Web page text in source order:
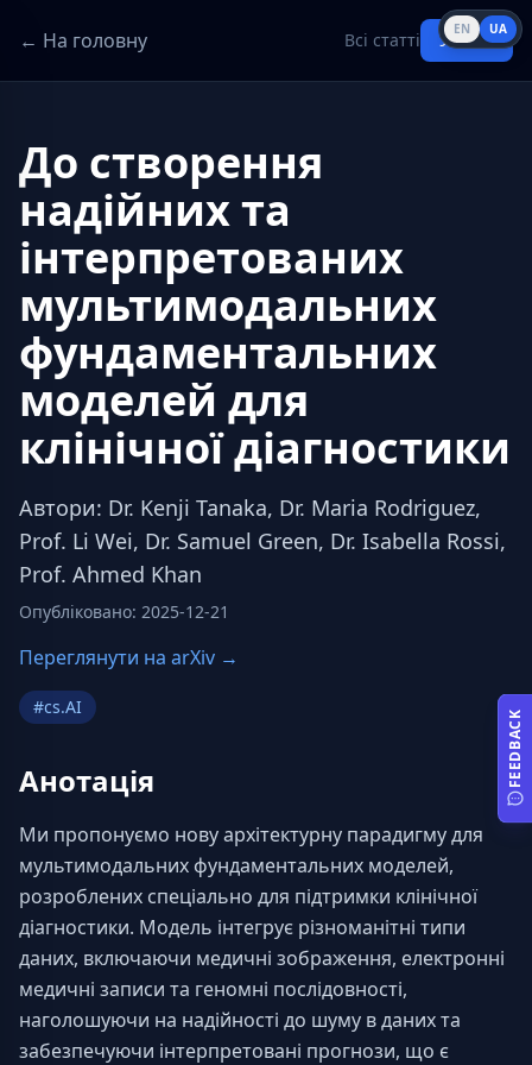
← На головну Всі статті Увійти
До створення
надійних та
інтерпретованих
мультимодальних
фундаментальних
моделей для
клінічної діагностики
Автори: Dr. Kenji Tanaka, Dr. Maria Rodriguez,
Prof. Li Wei, Dr. Samuel Green, Dr. Isabella Rossi,
Prof. Ahmed Khan
Опубліковано: 2025-12-21
Переглянути на arXiv →
#cs.AI
Анотація
Ми пропонуємо нову архітектурну парадигму для
мультимодальних фундаментальних моделей,
розроблених спеціально для підтримки клінічної
діагностики. Модель інтегрує різноманітні типи
даних, включаючи медичні зображення, електронні
медичні записи та геномні послідовності,
наголошуючи на надійності до шуму в даних та
забезпечуючи інтерпретовані прогнози, що є
EN UA
FEEDBACK